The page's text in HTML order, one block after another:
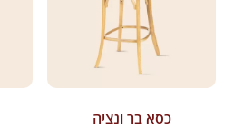
כסא בר ונציה